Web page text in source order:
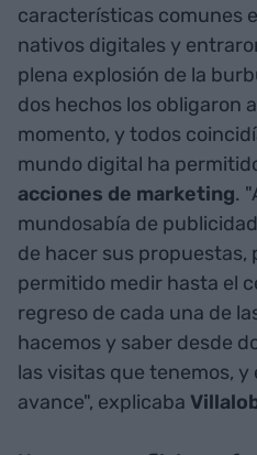
características comunes
nativos digitales y
plena explosión de la
dos hechos los obligaron
momento, y todos
mundo digital ha
acciones de marketing.
mundosabía de
de hacer sus propuestas,
permitido medir hasta el
regreso de cada una de
hacemos y saber desde
las visitas que tenemos, y
avance", explicaba